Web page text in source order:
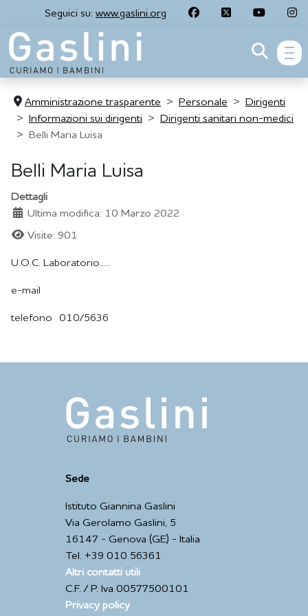
Seguici su: www.gaslini.org
Amministrazione trasparente Personale
Dirigenti
Informazioni sui dirigenti
Dirigenti sanitari non-medici
Belli Maria Luisa
Belli Maria Luisa
Dettagli
Ultima modifica: 10 Marzo 2022
Visite: 901
U.O.C. Laboratorio.....
e-mail
telefono 010/5636
Sede
Istituto Giannina Gaslini
Via Gerolamo Gaslini, 5
16147 - Genova (GE) - Italia
Tel. +39 010 56361
Altri contatti utili
C.F. / P. Iva 00577500101
Privacy policy